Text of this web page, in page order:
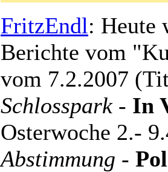
FritzEndl: Heute
Berichte vom
vom 7.2.2007
Schlosspark- In
Osterwoche 2.-
Abstimmung -